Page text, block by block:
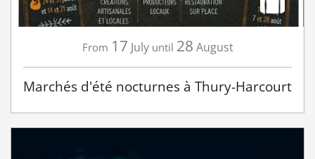
From 17 July until 28 August
Marchés d'été nocturnes à Thury-Harcourt